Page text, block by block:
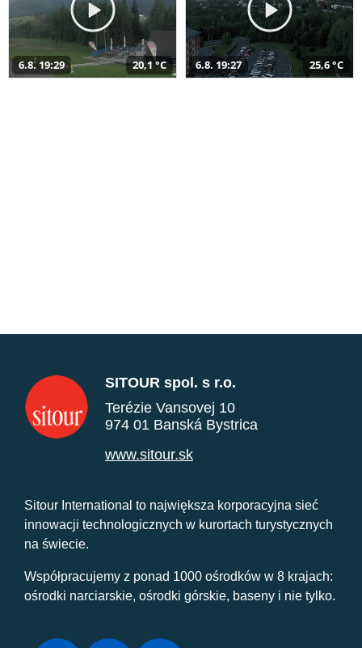
6.8. 19:29 20,1 °C 6.8. 19:27 25,6 °C
SITOUR spol. s r.o.
Terézie Vansovej 10
974 01 Banská Bystrica
www.sitour.sk
Sitour International to największa korporacyjna sieć
innowacji technologicznych w kurortach turystycznych
na świecie.
Współpracujemy z ponad 1000 ośrodków w 8 krajach:
ośrodki narciarskie, ośrodki górskie, baseny i nie tylko.